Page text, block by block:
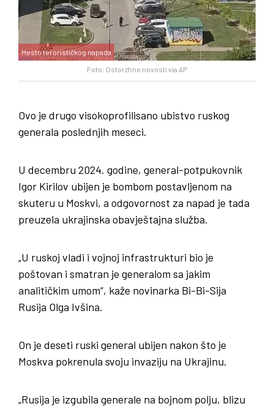
Foto: Ostorzhno novosti via AP
Mesto terorističkog napada
Ovo je drugo visokoprofilisano ubistvo ruskog
generala poslednjih meseci.
U decembru 2024. godine, general-potpukovnik
Igor Kirilov ubijen je bombom postavljenom na
skuteru u Moskvi, a odgovornost za napad je tada
preuzela ukrajinska obavještajna služba.
„U ruskoj vladi i vojnoj infrastrukturi bio je
poštovan i smatran je generalom sa jakim
analitičkim umom“, kaže novinarka Bi-Bi-Sija
Rusija Olga Ivšina.
On je deseti ruski general ubijen nakon što je
Moskva pokrenula svoju invaziju na Ukrajinu.
„Rusija je izgubila generale na bojnom polju, blizu